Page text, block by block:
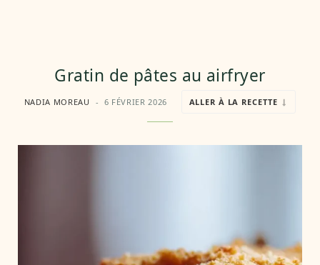
Gratin de pâtes au airfryer
NADIA MOREAU 6 FÉVRIER 2026 ALLER À LA RECETTE